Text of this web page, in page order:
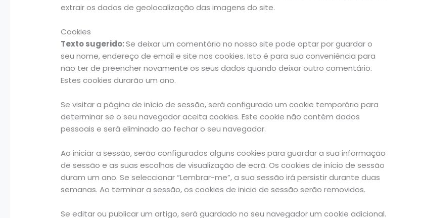
extrair os dados de geolocalização das imagens do site.
Cookies
Texto sugerido:Se deixar um comentário no nosso site pode optar por guardar o
seu nome, endereço de email e site nos cookies. Isto é para sua conveniência para
não ter de preencher novamente os seus dados quando deixar outro comentário.
Estes cookies durarão um ano.
Se visitar a página de início de sessão, será configurado um cookie temporário para
determinar se o seu navegador aceita cookies. Este cookie não contém dados
pessoais e será eliminado ao fechar o seu navegador.
Ao iniciar a sessão, serão configurados alguns cookies para guardar a sua informação
de sessão e as suas escolhas de visualização de ecrã. Os cookies de início de sessão
duram um ano. Se seleccionar “Lembrar-me”, a sua sessão irá persistir durante duas
semanas. Ao terminar a sessão, os cookies de inicio de sessão serão removidos.
Se editar ou publicar um artigo, será guardado no seu navegador um cookie adicional.